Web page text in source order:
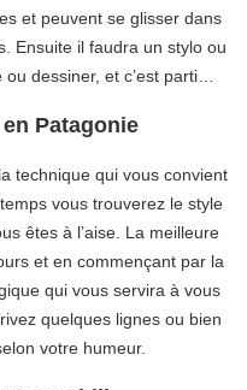
et peuvent se glisser dans
Ensuite il faudra un stylo ou
dessiner, et c’est parti…
Patagonie
technique qui vous convient
vous trouverez le style
êtes à l’aise. La meilleure
et en commençant par la
qui vous servira à vous
quelques lignes ou bien
votre humeur.